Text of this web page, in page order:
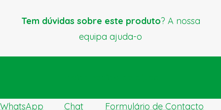
Tem dúvidas sobre este produto? A nossa
equipa ajuda-o
WhatsApp Chat Formulário de Contacto